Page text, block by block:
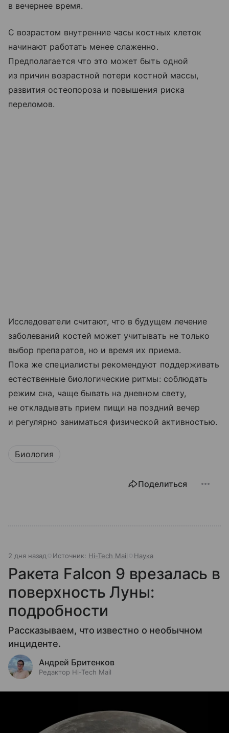
в вечернее время.
С возрастом внутренние часы костных клеток
начинают работать менее слаженно.
Предполагается что это может быть одной
из причин возрастной потери костной массы,
развития остеопороза и повышения риска
переломов.
Исследователи считают, что в будущем лечение
заболеваний костей может учитывать не только
выбор препаратов, но и время их приема.
Пока же специалисты рекомендуют поддерживать
естественные биологические ритмы: соблюдать
режим сна, чаще бывать на дневном свету,
не откладывать прием пищи на поздний вечер
и регулярно заниматься физической активностью.
Биология
Поделиться
2 дня назад Источник: Hi-Tech Mail Наука
Ракета Falcon 9 врезалась в
поверхность Луны:
подробности
Рассказываем, что известно о необычном
инциденте.
Андрей Бритенков
Редактор Hi-Tech Mail